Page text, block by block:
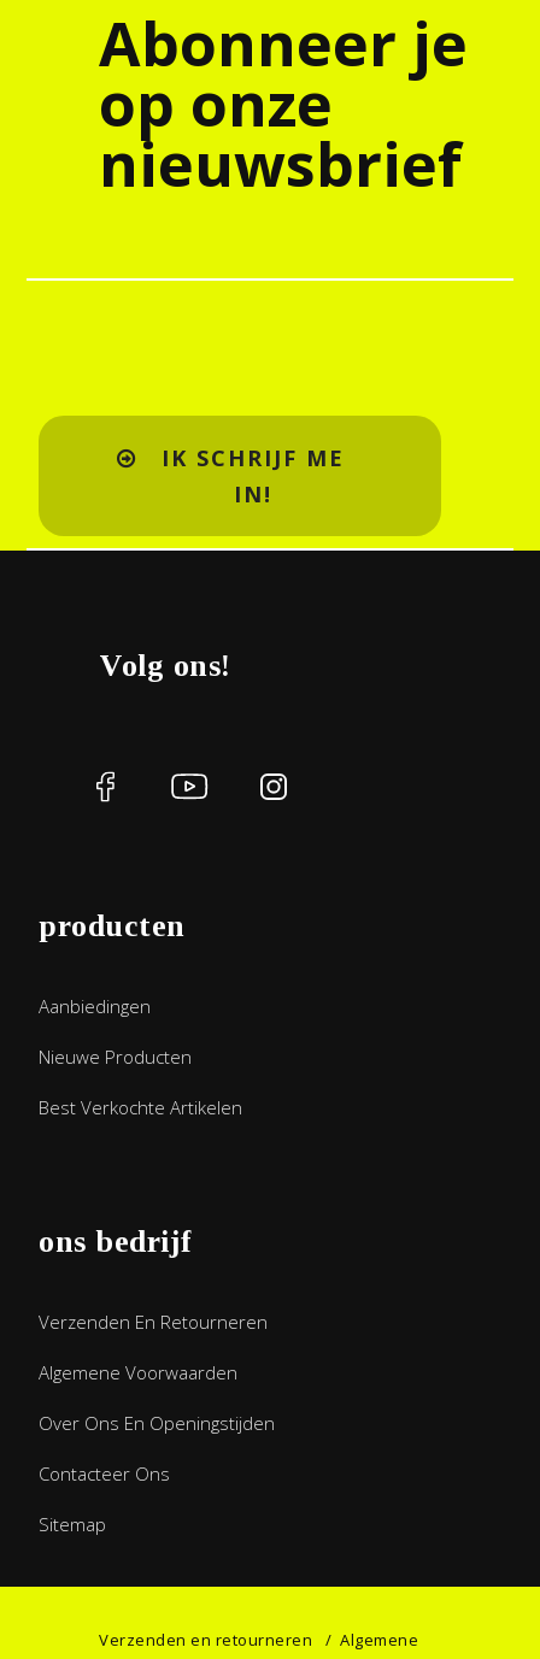
Abonneer je
op onze
nieuwsbrief
IK SCHRIJF ME
IN!
Volg ons!
producten
Aanbiedingen
Nieuwe Producten
Best Verkochte Artikelen
ons bedrijf
Verzenden En Retourneren
Algemene Voorwaarden
Over Ons En Openingstijden
Contacteer Ons
Sitemap
Verzenden en retourneren /Algemene